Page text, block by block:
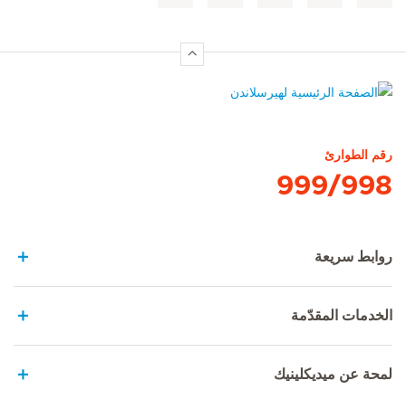
رقم الطوارئ
999/998
روابط سريعة
الخدمات المقدّمة
لمحة عن ميديكلينيك